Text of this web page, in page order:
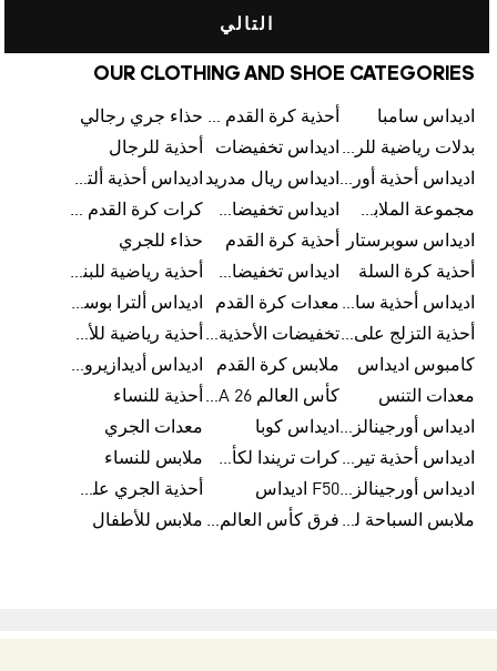
التالي
OUR CLOTHING AND SHOE CATEGORIES
اديداس سامبا أحذية كرة القدم للرجال حذاء جري رجالي
بدلات رياضية للرجال اديداس تخفيضات
أحذية للرجال
اديداس أحذية أورجينالز اديداس ريال مدريد
اديداس أحذية ألترا بوست للرجال
مجموعة الملابس الرياضية
اديداس تخفيضات للأطفال
كرات كرة القدم للرجال
اديداس سوبرستار
أحذية كرة القدم
حذاء للجري
أحذية كرة السلة
اديداس تخفيضات للرجال
أحذية رياضية للبنات
اديداس أحذية سامبا للنساء معدات كرة القدم
اديداس ألترا بوست
أحذية التزلج على اللوح للرجال
تخفيضات الأحذية للرجال
أحذية رياضية للأطفال
كامبوس اديداس
ملابس كرة القدم
اديداس أديدازيرو معدات الجري
معدات التنس
كأس العالم FIFA 26™ أحذية للنساء
اديداس أورجينالز ملابس للنساء اديداس كوبا
معدات الجري
اديداس أحذية تيريكس
كرات تريندا لكأس العالم FIFA 26™
ملابس للنساء
اديداس أورجينالز صنادل للنساءF50 اديداس
أحذية الجري على الطرق الوعرة للرجال
ملابس السباحة للنساء
فرق كأس العالم FIFA 26™ ملابس للأطفال